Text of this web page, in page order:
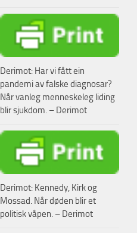
Derimot: Har vi fått ein
pandemi av falske diagnosar?
Når vanleg menneskeleg liding
blir sjukdom. – Derimot
Derimot: Kennedy, Kirk og
Mossad. Når døden blir et
politisk våpen. – Derimot